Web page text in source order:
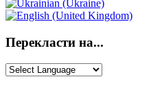
Перекласти на...